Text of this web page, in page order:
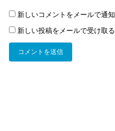
新しいコメントをメールで通知
新しい投稿をメールで受け取る